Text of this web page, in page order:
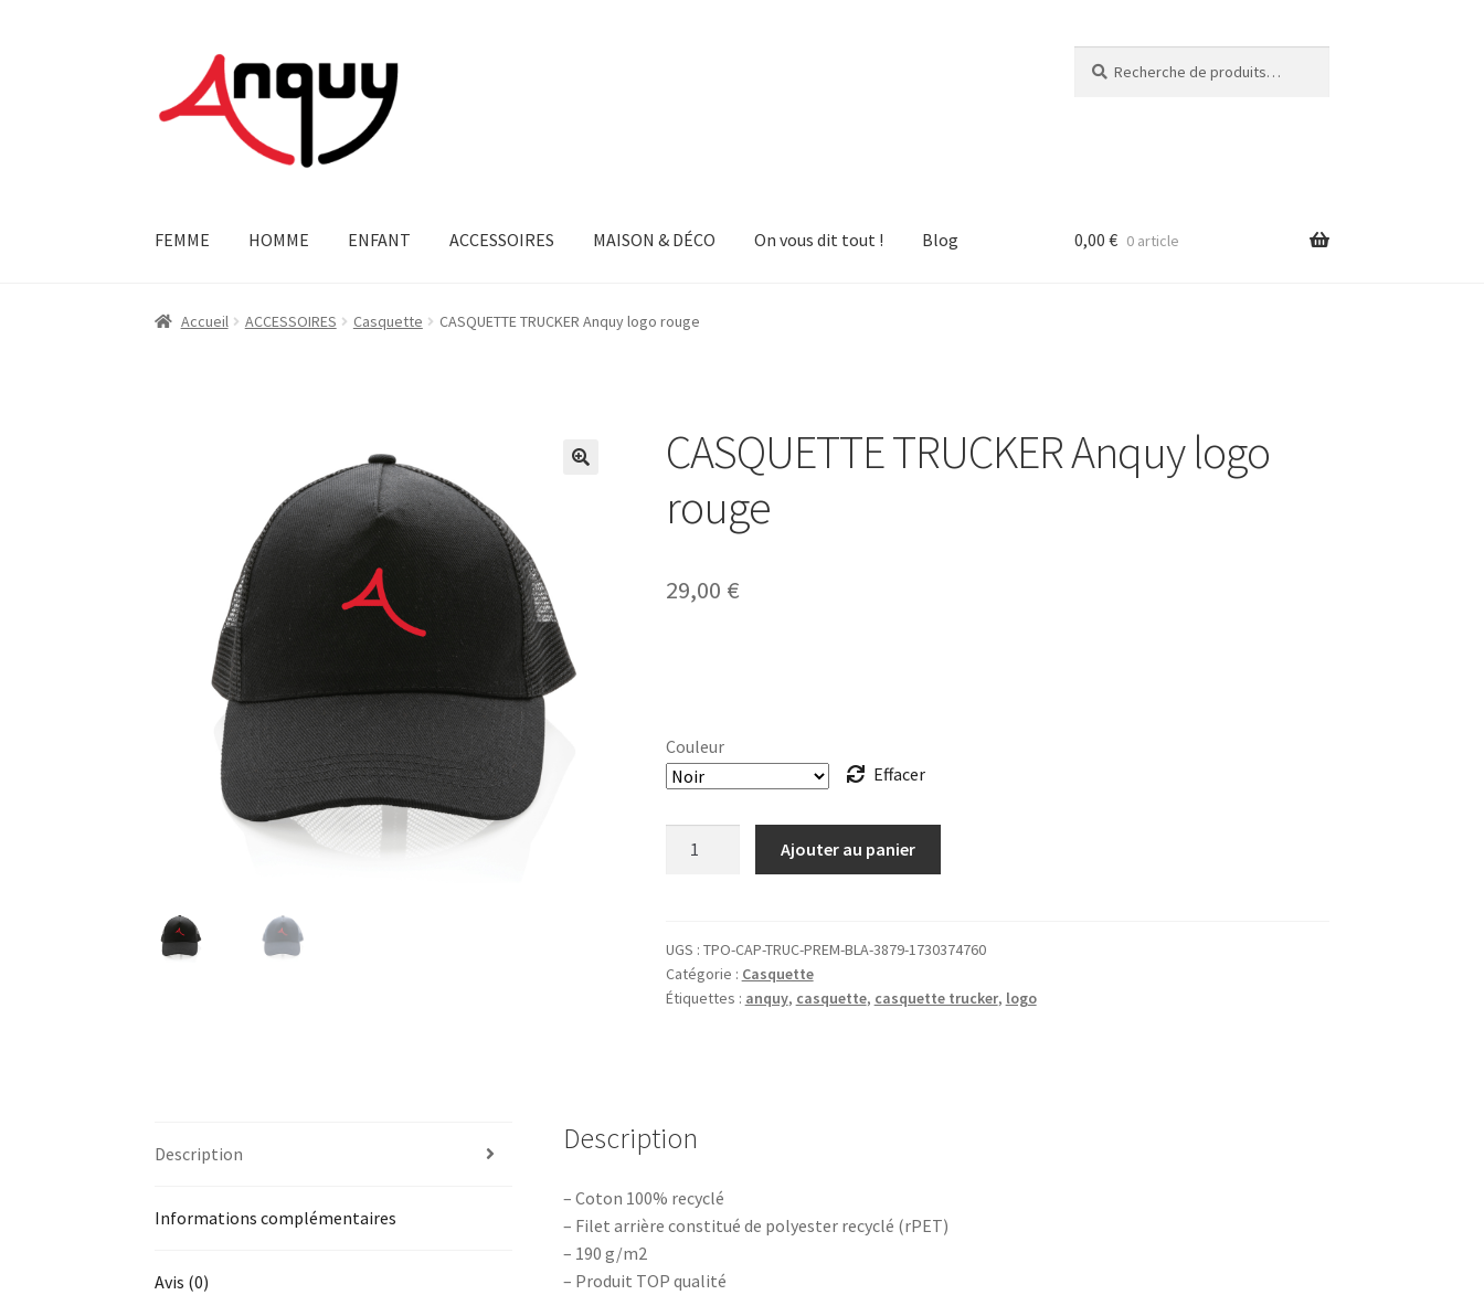
la
navigation
contenu
pour :
FEMME HOMME ENFANT ACCESSOIRES MAISON & DÉCO On vous dit tout ! Blog 0,00 € 0 article
Accueil ACCESSOIRES Casquette CASQUETTE TRUCKER Anquy logo rouge
CASQUETTE TRUCKER Anquy logo
rouge
29,00 €
Couleur
Effacer
Anquy
logo
rouge
Ajouter au panier
UGS : TPO-CAP-TRUC-PREM-BLA-3879-1730374760
Catégorie : Casquette
Étiquettes : anquy, casquette, casquette trucker, logo
Description
Informations complémentaires
Avis (0)
Description
– Coton 100% recyclé
– Filet arrière constitué de polyester recyclé (rPET)
– 190 g/m2
– Produit TOP qualité